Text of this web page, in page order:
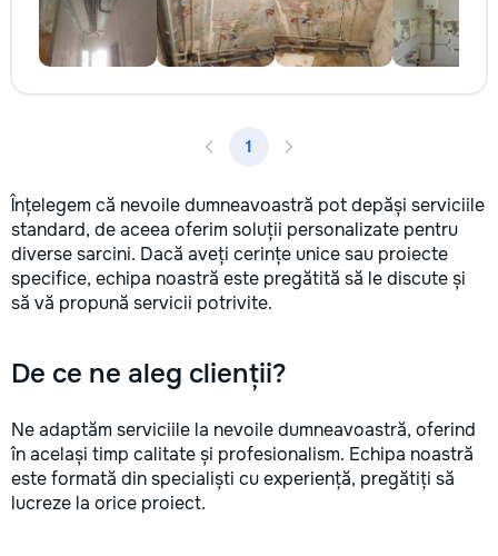
1
Înțelegem că nevoile dumneavoastră pot depăși serviciile
standard, de aceea oferim soluții personalizate pentru
diverse sarcini. Dacă aveți cerințe unice sau proiecte
specifice, echipa noastră este pregătită să le discute și
să vă propună servicii potrivite.
De ce ne aleg clienții?
Ne adaptăm serviciile la nevoile dumneavoastră, oferind
în același timp calitate și profesionalism. Echipa noastră
este formată din specialiști cu experiență, pregătiți să
lucreze la orice proiect.